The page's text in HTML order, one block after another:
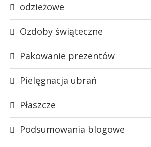
odzieżowe
Ozdoby świąteczne
Pakowanie prezentów
Pielęgnacja ubrań
Płaszcze
Podsumowania blogowe